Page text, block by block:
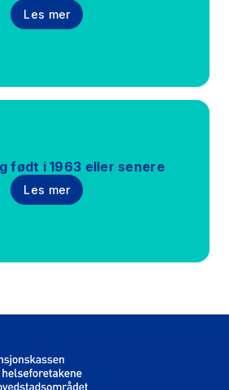
Les mer
født i 1963 eller senere
Les mer